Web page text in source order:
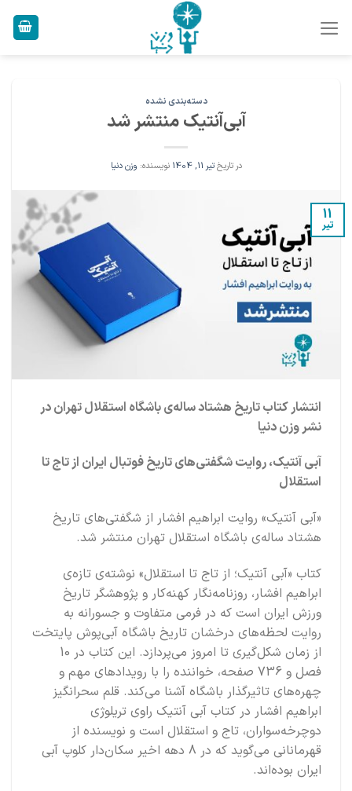
دسته‌بندی نشده
آبی‌آنتیک منتشر شد
در تاریختیر 11, 1404 نویسنده: وزن دنیا
11
تیر
انتشار کتاب تاریخ هشتاد ساله‌ی باشگاه استقلال تهران در
نشر وزن دنیا
آبی آنتیک، روایت شگفتی‌های تاریخ فوتبال ایران از تاج تا
استقلال
«آبی آنتیک» روایت ابراهیم افشار از شگفتی‌های تاریخ
هشتاد ساله‌ی باشگاه استقلال تهران منتشر شد.
کتاب «آبی آنتیک؛ از تاج تا استقلال» نوشته‌ی تازه‌ی
ابراهیم افشار، روزنامه‌نگار کهنه‌کار و پژوهشگر تاریخ
ورزش ایران است که در فرمی متفاوت و جسورانه به
روایت لحظه‌های درخشان تاریخ باشگاه آبی‌پوش پایتخت
از زمان شکل‌گیری تا امروز می‌پردازد. این کتاب در 10
فصل و 736 صفحه، خواننده را با رویدادهای مهم و
چهره‌های تاثیرگذار باشگاه آشنا می‌کند. قلم سحرانگیز
ابراهیم افشار در کتاب آبی آنتیک راوی تریلوژی
دوچرخه‌سواران، تاج و استقلال است و نویسنده از
قهرمانانی می‌گوید که در 8 دهه اخیر سکان‌دار کلوپ آبی
ایران بوده‌اند.